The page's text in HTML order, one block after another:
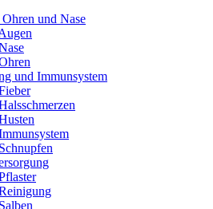
und Nase
und Immunsystem